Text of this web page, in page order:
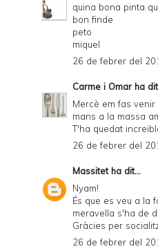
quina bona pinta
bon finde
peto
miquel
26 de febrer del
Carme i Omar ha
Mercè em fas
mans a la massa
T'ha quedat
26 de febrer del
Massitetha dit...
Nyam!
És que es veu a la
meravella s'ha de
Gràcies per
26 de febrer del